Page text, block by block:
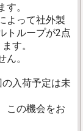
。
よって社外製
トループが2点
す。
。
入荷予定は未
この機会をお